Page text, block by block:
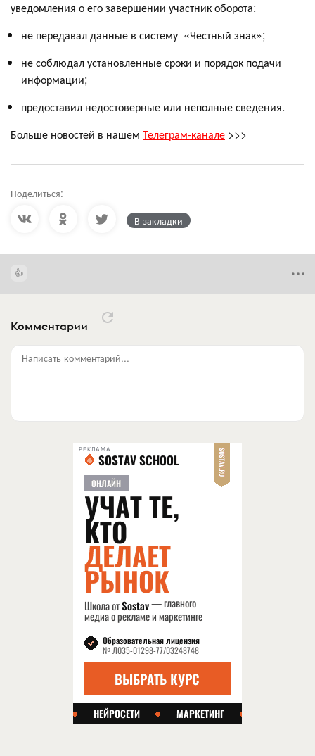
уведомления о его завершении участник оборота:
не передавал данные в систему «Честный знак»;
не соблюдал установленные сроки и порядок подачи
информации;
предоставил недостоверные или неполные сведения.
Больше новостей в нашем Телеграм-канале >>>
Поделиться:
В закладки
Комментарии
Написать комментарий...
РЕКЛАМА